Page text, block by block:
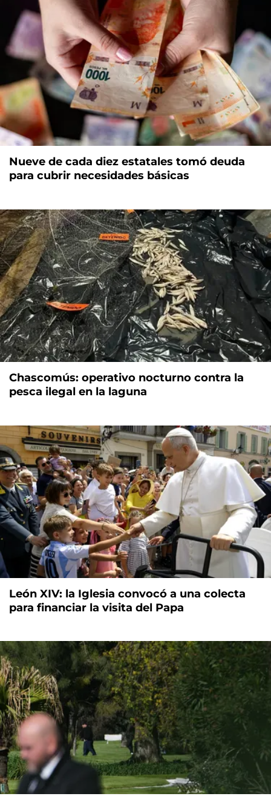
Nueve de cada diez estatales tomó deuda
para cubrir necesidades básicas
Chascomús: operativo nocturno contra la
pesca ilegal en la laguna
León XIV: la Iglesia convocó a una colecta
para financiar la visita del Papa